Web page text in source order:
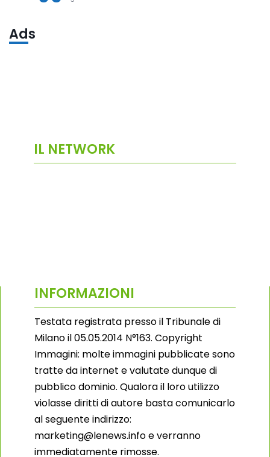
Ads
IL NETWORK
INFORMAZIONI
Testata registrata presso il Tribunale di
Milano il 05.05.2014 N°163. Copyright
Immagini: molte immagini pubblicate sono
tratte da internet e valutate dunque di
pubblico dominio. Qualora il loro utilizzo
violasse diritti di autore basta comunicarlo
al seguente indirizzo:
marketing@lenews.info e verranno
immediatamente rimosse.